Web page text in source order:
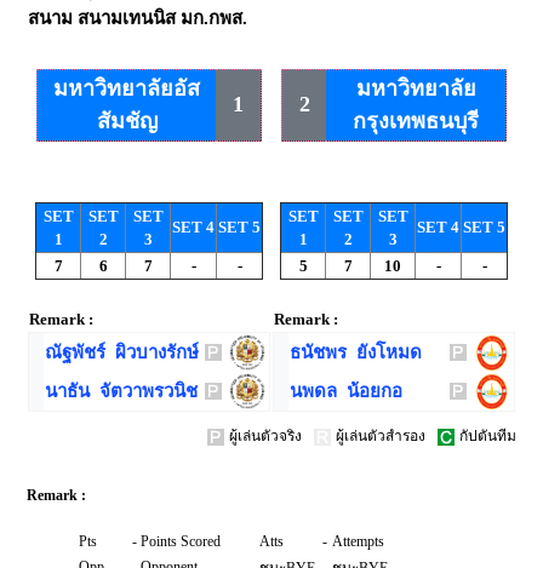
สนาม สนามเทนนิส มก.กพส.
มหาวิทยาลัยอัส
สัมชัญ
1
SET
1
SET
2
SET
3
SET 4 SET 5
7 6 7 - -
Remark :
ณัฐพัชร์ ผิวบางรักษ์
นาธัน จัตวาพรวนิช
2
มหาวิทยาลัย
กรุงเทพธนบุรี
SET
1
SET
2
SET
3
SET 4 SET 5
5 7 10 - -
Remark :
ธนัชพร ยังโหมด
นพดล น้อยกอ
ผู้เล่นตัวจริง ผู้เล่นตัวสำรอง กัปตันทีม
Remark :
Pts - Points Scored Atts - Attempts